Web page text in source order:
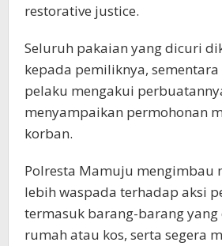
restorative justice.
Seluruh pakaian yang dicuri
kepada pemiliknya,
pelaku mengakui
menyampaikan permohonan
korban.
Polresta Mamuju mengimbau
lebih waspada terhadap aksi
termasuk barang-barang
rumah atau kos, serta segera